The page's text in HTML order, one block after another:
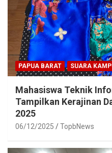
PAPUA BARAT SUARA
Mahasiswa Teknik
Tampilkan Kerajinan
2025
06/12/2025 TopbNews